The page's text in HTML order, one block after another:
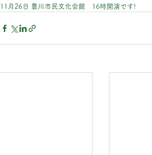
11月26日 豊川市民文化会館　16時開演です!